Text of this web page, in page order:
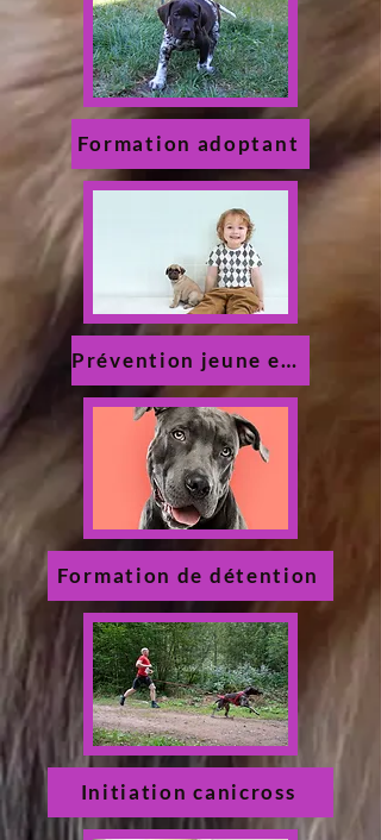
Formation adoptant
Prévention jeune enfant
Formation de détention
Initiation canicross